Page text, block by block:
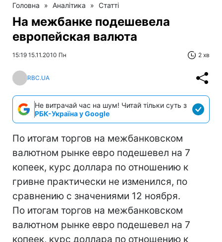
Головна » Аналітика » Статті
На межбанке подешевела
европейская валюта
15:19 15.11.2010 Пн 2 хв
RBC.UA
Не витрачай час на шум! Читай тільки суть з
РБК-Україна у Google
По итогам торгов на межбанковском
валютном рынке евро подешевел на 7
копеек, курс доллара по отношению к
гривне практически не изменился, по
сравнению с значениями 12 ноября.
По итогам торгов на межбанковском
валютном рынке евро подешевел на 7
копеек, курс доллара по отношению к